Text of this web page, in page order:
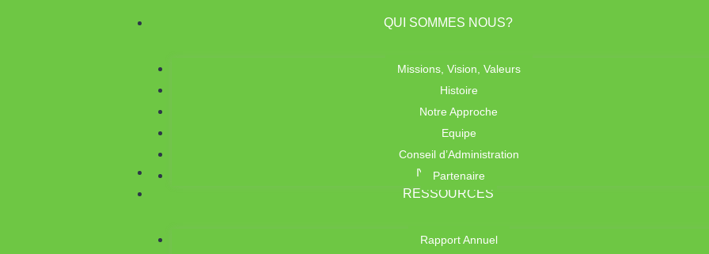
QUI SOMMES NOUS?
Missions, Vision, Valeurs
Histoire
Notre Approche
Equipe
Conseil d’Administration
Partenaire
NOS AXES
RESSOURCES
Rapport Annuel